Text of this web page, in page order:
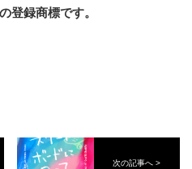
登録商標です。
次の記事へ >